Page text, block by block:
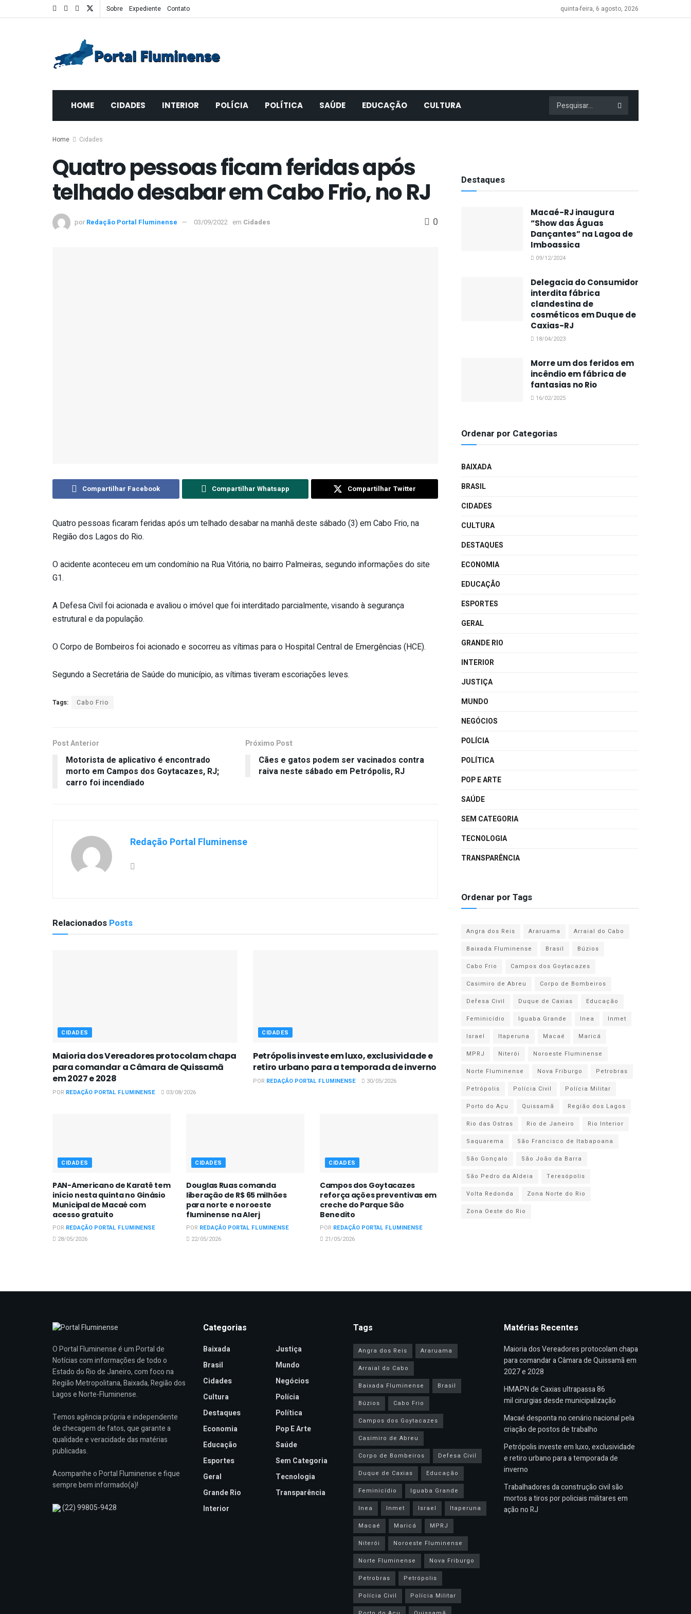
Sobre Expediente Contato quinta-feira, 6 agosto, 2026
HOME CIDADES INTERIOR POLÍCIA POLÍTICA SAÚDE EDUCAÇÃO CULTURA
Home Cidades
Quatro pessoas ficam feridas após
telhado desabar em Cabo Frio, no RJ
por Redação Portal Fluminense 03/09/2022 em Cidades 0
Compartilhar Facebook Compartilhar Whatsapp Compartilhar Twitter
Quatro pessoas ficaram feridas após um telhado desabar na manhã deste sábado (3) em Cabo Frio, na
Região dos Lagos do Rio.
O acidente aconteceu em um condomínio na Rua Vitória, no bairro Palmeiras, segundo informações do site
G1.
A Defesa Civil foi acionada e avaliou o imóvel que foi interditado parcialmente, visando à segurança
estrutural e da população.
O Corpo de Bombeiros foi acionado e socorreu as vítimas para o Hospital Central de Emergências (HCE).
Segundo a Secretária de Saúde do município, as vítimas tiveram escoriações leves.
Tags: Cabo Frio
Post Anterior
Motorista de aplicativo é encontrado
morto em Campos dos Goytacazes, RJ;
carro foi incendiado
Próximo Post
Cães e gatos podem ser vacinados contra
raiva neste sábado em Petrópolis, RJ
Redação Portal Fluminense
Relacionados Posts
CIDADES
Maioria dos Vereadores protocolam chapa
para comandar a Câmara de Quissamã
em 2027 e 2028
POR REDAÇÃO PORTAL FLUMINENSE 03/08/2026
CIDADES
Petrópolis investe em luxo, exclusividade e
retiro urbano para a temporada de inverno
POR REDAÇÃO PORTAL FLUMINENSE 30/05/2026
CIDADES
PAN-Americano de Karatê tem
início nesta quinta no Ginásio
Municipal de Macaé com
acesso gratuito
POR REDAÇÃO PORTAL FLUMINENSE
28/05/2026
CIDADES
Douglas Ruas comanda
liberação de R$ 65 milhões
para norte e noroeste
fluminense na Alerj
POR REDAÇÃO PORTAL FLUMINENSE
22/05/2026
CIDADES
Campos dos Goytacazes
reforça ações preventivas em
creche do Parque São
Benedito
POR REDAÇÃO PORTAL FLUMINENSE
21/05/2026
Destaques
Macaé-RJ inaugura
“Show das Águas
Dançantes” na Lagoa de
Imboassica
09/12/2024
Delegacia do Consumidor
interdita fábrica
clandestina de
cosméticos em Duque de
Caxias-RJ
18/04/2023
Morre um dos feridos em
incêndio em fábrica de
fantasias no Rio
16/02/2025
Ordenar por Categorias
BAIXADA
BRASIL
CIDADES
CULTURA
DESTAQUES
ECONOMIA
EDUCAÇÃO
ESPORTES
GERAL
GRANDE RIO
INTERIOR
JUSTIÇA
MUNDO
NEGÓCIOS
POLÍCIA
POLÍTICA
POP E ARTE
SAÚDE
SEM CATEGORIA
TECNOLOGIA
TRANSPARÊNCIA
Ordenar por Tags
Angra dos Reis Araruama
Arraial do Cabo
Baixada Fluminense
Brasil
Búzios
Cabo Frio
Campos dos Goytacazes
Casimiro de Abreu
Corpo de Bombeiros
Defesa Civil
Duque de Caxias
Educação
Feminicídio
Iguaba Grande Inea
Inmet
Israel
Itaperuna Macaé
Maricá
MPRJ
Niterói
Noroeste Fluminense
Norte Fluminense
Nova Friburgo
Petrobras
Petrópolis
Polícia Civil
Polícia Militar
Porto do Açu
Quissamã
Região dos Lagos
Rio das Ostras
Rio de Janeiro
Rio Interior
Saquarema
São Francisco de Itabapoana
São Gonçalo
São João da Barra
São Pedro da Aldeia
Teresópolis
Volta Redonda
Zona Norte do Rio
Zona Oeste do Rio
O Portal Fluminense é um Portal de
Notícias com informações de todo o
Estado do Rio de Janeiro, com foco na
Região Metropolitana, Baixada, Região dos
Lagos e Norte-Fluminense.
Temos agência própria e independente
de checagem de fatos, que garante a
qualidade e veracidade das matérias
publicadas.
Acompanhe o Portal Fluminense e fique
sempre bem informado(a)!
(22) 99805-9428
Categorias
Baixada
Brasil
Cidades
Cultura
Destaques
Economia
Educação
Esportes
Geral
Grande Rio
Interior
Justiça
Mundo
Negócios
Polícia
Política
Pop E Arte
Saúde
Sem Categoria
Tecnologia
Transparência
Tags
Angra dos Reis
Araruama
Arraial do Cabo
Baixada Fluminense
Brasil
Búzios
Cabo Frio
Campos dos Goytacazes
Casimiro de Abreu
Corpo de Bombeiros
Defesa Civil
Duque de Caxias
Educação
Feminicídio
Iguaba Grande
Inea
Inmet Israel
Itaperuna
Macaé
Maricá
MPRJ
Niterói
Noroeste Fluminense
Norte Fluminense
Nova Friburgo
Petrobras
Petrópolis
Polícia Civil
Polícia Militar
Matérias Recentes
Maioria dos Vereadores protocolam chapa
para comandar a Câmara de Quissamã em
2027 e 2028
HMAPN de Caxias ultrapassa 86
mil cirurgias desde municipalização
Macaé desponta no cenário nacional pela
criação de postos de trabalho
Petrópolis investe em luxo, exclusividade
e retiro urbano para a temporada de
inverno
Trabalhadores da construção civil são
mortos a tiros por policiais militares em
ação no RJ